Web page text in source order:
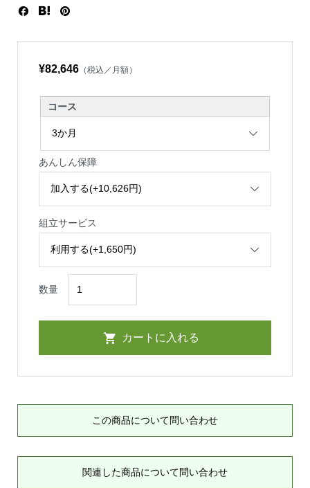
¥82,646（税込／月額）
コース
あんしん保障
組立サービス
数量
この商品について問い合わせ
関連した商品について問い合わせ